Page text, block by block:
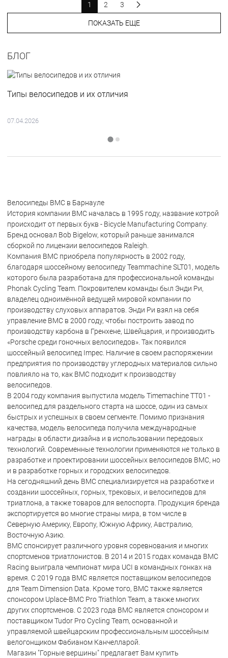
ПОКАЗАТЬ ЕЩЕ
1 2 3
БЛОГ
Типы велосипедов и их отличия
07.04.2026
Велосипеды BMC в Барнауле
История компании BMC началась в 1995 году, название котрой
происходит от первых букв - Bicycle Manufacturing Company.
Бренд основал Bob Bigelow, который раньше занимался
сборкой по лицензии велосипедов Raleigh.
Компания BMC приобрела популярность в 2002 году,
благодаря шоссейному велосипеду Teammachine SLT01, модель
которого была разработана для профессиональной команды
Phonak Cycling Team. Покровителем команды был Энди Ри,
владелец одноимённой ведущей мировой компании по
производству слуховых аппаратов. Энди Ри взял на себя
управление BMC в 2000 году, чтобы построить завод по
производству карбона в Гренхене, Швейцария, и производить
«Porsche среди гоночных велосипедов». Так появился
шоссейный велосипед Impec. Наличие в своем распоряжении
предприятия по производству углеродных материалов сильно
повлияло на то, как BMC подходит к производству
велосипедов.
В 2004 году компания выпустила модель Timemachine TT01 -
велосипед для раздельного старта на шоссе, один из самых
быстрых и успешных в своем сегменте. Помимо признания
качества, модель велосипеда получила международные
награды в области дизайна и в использовании передовых
технологий. Современные технологии применяются не только в
разработке и проектировании шоссейных велосипедов BMC, но
и в разработке горных и городских велосипедов.
На сегодняшний день BMC специализируется на разработке и
создании шоссейных, горных, трековых, и велосипедов для
триатлона, а также товаров для велоспорта. Продукция бренда
экспортируется во многие страны мира, в том числе в
Северную Америку, Европу, Южную Африку, Австралию,
Восточную Азию.
BMC спонсирует различного уровня соревнования и многих
спортсменов триатлонистов. В 2014 и 2015 годах команда BMC
Racing выиграла чемпионат мира UCI в командных гонках на
время. С 2019 года BMC является поставщиком велосипедов
для Team Dimension Data. Кроме того, BMC также является
спонсором Uplace-BMC Pro Triathlon Team, а также многих
других спортсменов. С 2023 года BMC является спонсором и
поставщиком Tudor Pro Cycling Team, основанной и
управляемой швейцарским профессиональным шоссейным
велогонщиком Фабианом Канчелларой.
Магазин "Горные вершины" предлагает Вам купить